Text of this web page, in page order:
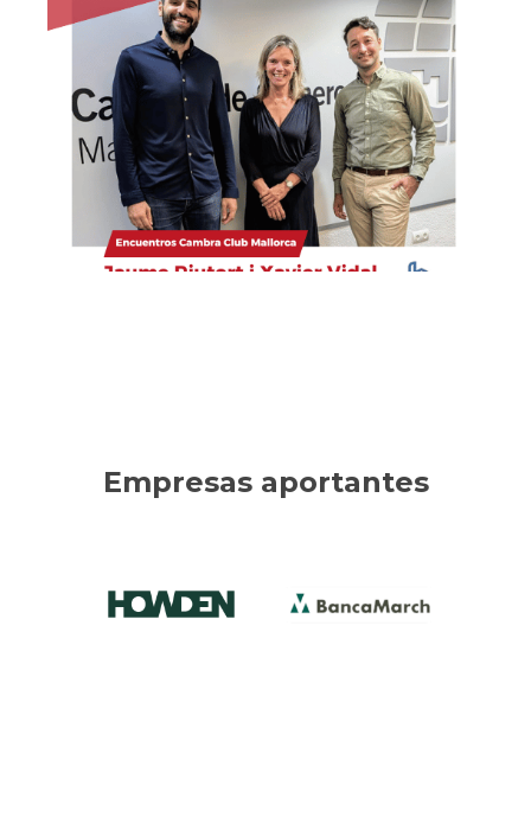
Habítium
Empresa líder en decoración, reformas y mobiliario
online. Ha sabido innovar en un sector tradicional,
consolidando un crecimiento sostenible.
Ver la entrevista
Empresas aportantes